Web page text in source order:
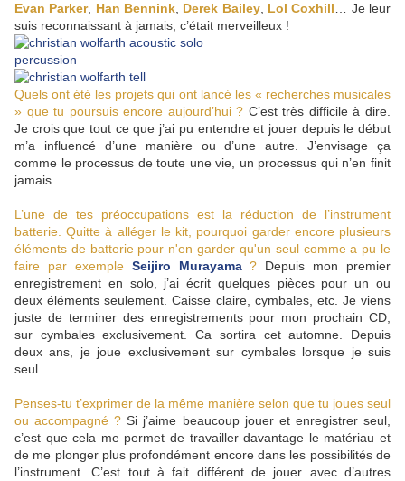
Evan Parker, Han Bennink Derek Bailey, Lol Coxhill … Je leur
suis reconnaissant à jamais, c’était merveilleux !
Quels ont été les projets qui ont lancé les « recherches musicales
» que tu poursuis encore aujourd’hui ? C’est très difficile à dire.
Je crois que tout ce que j’ai pu entendre et jouer depuis le début
m’a influencé d’une manière ou d’une autre. J’envisage ça
comme le processus de toute une vie, un processus qui n’en finit
jamais.
L’une de tes préoccupations est la réduction de l’instrument
batterie. Quitte à alléger le kit, pourquoi garder encore plusieurs
éléments de batterie pour n'en garder qu'un seul comme a pu le
faire par exemple Seijiro Murayama? Depuis mon premier
enregistrement en solo, j’ai écrit quelques pièces pour un ou
deux éléments seulement. Caisse claire, cymbales, etc. Je viens
juste de terminer des enregistrements pour mon prochain CD,
sur cymbales exclusivement. Ca sortira cet automne. Depuis
deux ans, je joue exclusivement sur cymbales lorsque je suis
seul.
Penses-tu t’exprimer de la même manière selon que tu joues seul
ou accompagné ? Si j’aime beaucoup jouer et enregistrer seul,
c’est que cela me permet de travailler davantage le matériau et
de me plonger plus profondément encore dans les possibilités de
l’instrument. C’est tout à fait différent de jouer avec d’autres